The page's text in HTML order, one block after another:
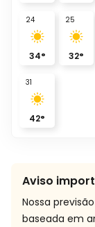
24
34°
25
32°
31
42°
Aviso
Nossa
baseada em